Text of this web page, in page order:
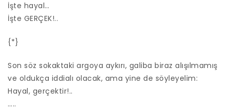
İşte hayal…
İşte GERÇEK!..
{*}
Son söz sokaktaki argoya aykırı, galiba biraz alışılmamış
ve oldukça iddialı olacak, ama yine de söyleyelim:
Hayal, gerçektir!..
…..